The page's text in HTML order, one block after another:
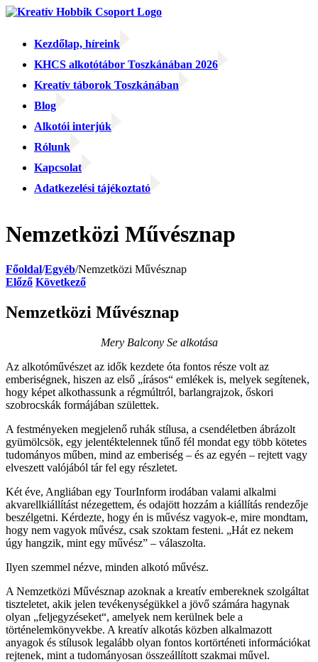
Kihagyás
Kezdőlap, híreink
KHCS alkotótábor Toszkánában 2026
Kreatív táborok Toszkánában
Blog
Alkotói interjúk
Rólunk
Kapcsolat
Adatkezelési tájékoztató
Nemzetközi Művésznap
Főoldal/Egyéb/Nemzetközi Művésznap
Előző Következő
Nemzetközi Művésznap
Mery Balcony Se alkotása
Az alkotóművészet az idők kezdete óta fontos része volt az
emberiségnek, hiszen az első „írásos“ emlékek is, melyek segítenek,
hogy képet alkothassunk a régmúltról, barlangrajzok, őskori
szobrocskák formájában születtek.
A festményeken megjelenő ruhák stílusa, a csendéletben ábrázolt
gyümölcsök, egy jelentéktelennek tűnő fél mondat egy több kötetes
tudományos műben, mind az emberiség – és az egyén – rejtett vagy
elveszett valójából tár fel egy részletet.
Két éve, Angliában egy TourInform irodában valami alkalmi
akvarellkiállítást nézegettem, és odajött hozzám a kiállítás rendezője
beszélgetni. Kérdezte, hogy én is művész vagyok-e, mire mondtam,
hogy nem vagyok művész, csak szoktam festeni. „Hát ez nekem
úgy hangzik, mint egy művész” – válaszolta.
Ilyen szemmel nézve, minden alkotó művész.
A Nemzetközi Művésznap azoknak a kreatív embereknek szolgáltat
tiszteletet, akik jelen tevékenységükkel a jövő számára hagynak
olyan „feljegyzéseket“, amelyek nem kerülnek bele a
történelemkönyvekbe. A kreatív alkotás közben alkalmazott
anyagok és stílusok legalább olyan fontos kortörténeti információkat
rejtenek, mint a tudományosan összeállított szakmai művel.